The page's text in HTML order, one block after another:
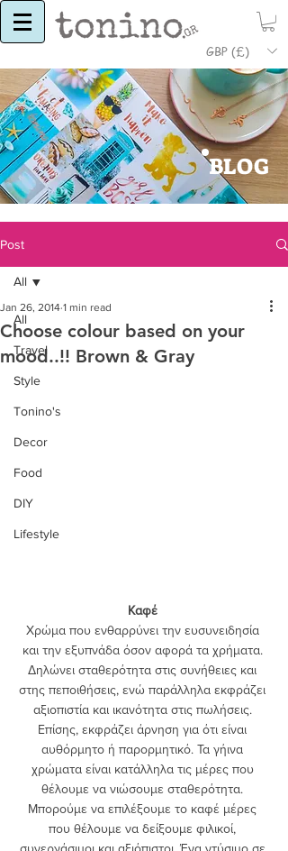
GBP (£)
BLOG
Post
All
Travel
Style
Tonino's
Decor
Food
DIY
Lifestyle
All
Choose colour based on your
mood..!! Brown & Gray
Jan 26, 2014 1 min read
Καφέ
Χρώμα που ενθαρρύνει την ευσυνειδησία
και την εξυπνάδα όσον αφορά τα χρήματα.
Δηλώνει σταθερότητα στις συνήθειες και
στης πεποιθήσεις, ενώ παράλληλα εκφράζει
αξιοπιστία και ικανότητα στις πωλήσεις.
Επίσης, εκφράζει άρνηση για ότι είναι
αυθόρμητο ή παρορμητικό. Τα γήινα
χρώματα είναι κατάλληλα τις μέρες που
θέλουμε να νιώσουμε σταθερότητα.
Μπορούμε να επιλέξουμε το καφέ μέρες
που θέλουμε να δείξουμε φιλικοί,